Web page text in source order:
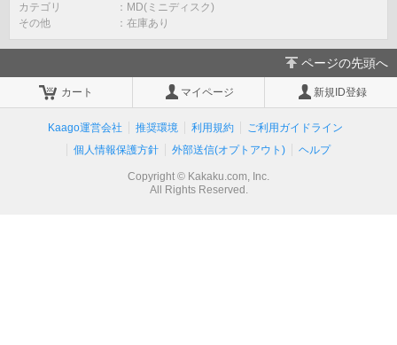
カテゴリ
MD(ミニディスク)
その他
在庫あり
ページの先頭へ
カート マイページ 新規ID登録
Kaago運営会社 推奨環境 利用規約
ご利用ガイドライン
個人情報保護方針
外部送信(オプトアウト) ヘルプ
Copyright © Kakaku.com, Inc.
All Rights Reserved.